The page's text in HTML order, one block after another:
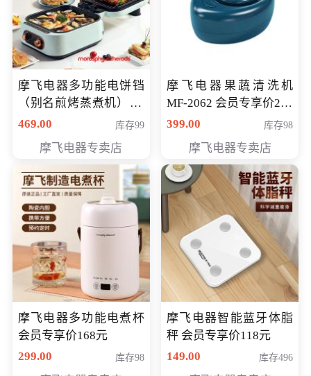
摩飞电器多功能电饼铛
（别名煎烤蒸煮机） 型
号MF-8888B 会员专享
469.00 库存99
摩飞电器专卖店
摩飞电器果蔬清洗机
MF-2062 会员专享价268
元
399.00 库存98
摩飞电器专卖店
摩飞电器多功能电煮杯
会员专享价168元
299.00
库存98
摩飞电器智能蓝牙体脂
秤 会员专享价118元
149.00
库存496